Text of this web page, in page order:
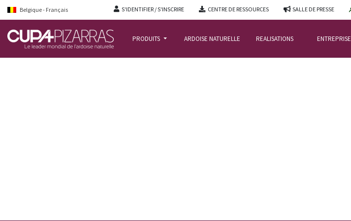
Belgique - Français S'IDENTIFIER / S'INSCRIRE CENTRE DE RESSOURCES SALLE DE PRESSE
PRODUITS ARDOISE NATURELLE REALISATIONS ENTREPRISE